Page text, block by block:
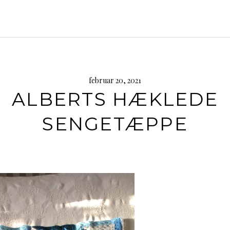
februar 20, 2021
ALBERTS HÆKLEDE
SENGETÆPPE